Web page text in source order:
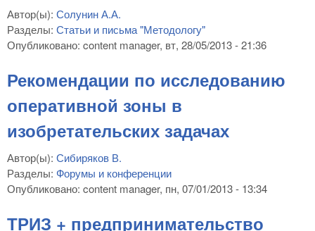
Автор(ы): Солунин А.А.
Разделы: Статьи и письма "Методологу"
Опубликовано: content manager, вт, 28/05/2013 - 21:36
Рекомендации по исследованию
оперативной зоны в
изобретательских задачах
Автор(ы): Сибиряков В.
Разделы: Форумы и конференции
Опубликовано: content manager, пн, 07/01/2013 - 13:34
ТРИЗ + предпринимательство